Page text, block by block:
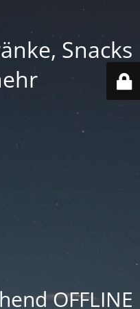
Snacks
OFFLINE